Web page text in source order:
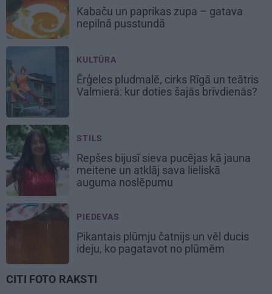
Kabaču un paprikas zupa – gatava
nepilnā pusstundā
KULTŪRA
Ērģeles pludmalē, cirks Rīgā un teātris
Valmierā: kur doties šajās brīvdienās?
STILS
Repšes bijusī sieva pucējas kā jauna
meitene un atklāj sava lieliskā
auguma noslēpumu
PIEDEVAS
Pikantais plūmju čatnijs un vēl ducis
ideju, ko pagatavot no plūmēm
CITI FOTO RAKSTI